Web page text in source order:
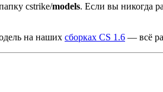
cstrike/models. Если вы никогда
на наших сборках CS 1.6 — всё